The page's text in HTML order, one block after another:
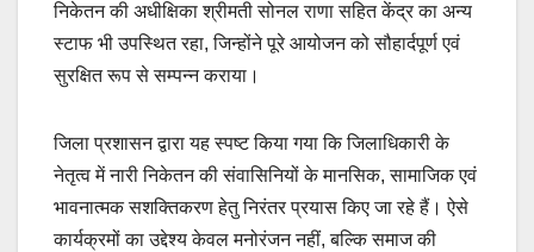
निकेतन की अधीक्षिका श्रीमती सोनल राणा सहित केंद्र का अन्य
स्टाफ भी उपस्थित रहा, जिन्होंने पूरे आयोजन को सौहार्दपूर्ण एवं
सुरक्षित रूप से सम्पन्न कराया।
जिला प्रशासन द्वारा यह स्पष्ट किया गया कि जिलाधिकारी के
नेतृत्व में नारी निकेतन की संवासिनियों के मानसिक, सामाजिक एवं
भावनात्मक सशक्तिकरण हेतु निरंतर प्रयास किए जा रहे हैं। ऐसे
कार्यक्रमों का उद्देश्य केवल मनोरंजन नहीं, बल्कि समाज की